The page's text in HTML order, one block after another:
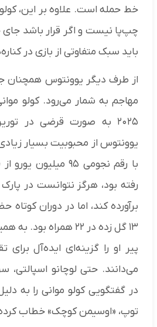
خط حمله است. علاوه بر این،
چپ‌پا نیست و اگر قرار باشد جای
باید سبک متفاوتی از بازی در
از طرف دیگر یوونتوس همچنان
مهاجم به شمار می‌رود. کولو
۲۰۲۵ به صورت قرضی در
یوونتوس از محبوبیت بسیار
با رقم نجومی ۹۵
رفته بود، هرگز نتوانست در
برآورده کند، اما در دوران کوتاه
۱۳ گل زده در ۲۲ همراه
پیر او را گزینه‌ای ایده‌آل
در گفتگویی کولو موانی را به
توپ، «اوسیمن کوچک» خطاب